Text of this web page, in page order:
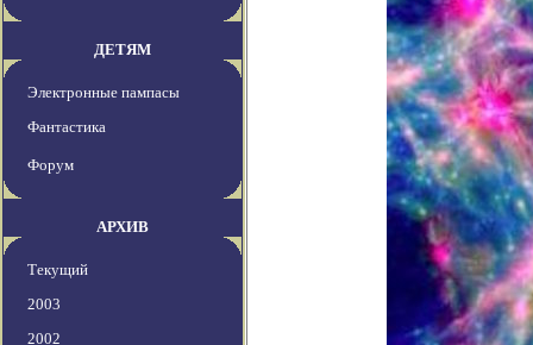
ДЕТЯМ
Электронные пампасы
Фантастика
Форум
АРХИВ
Текущий
2003
2002